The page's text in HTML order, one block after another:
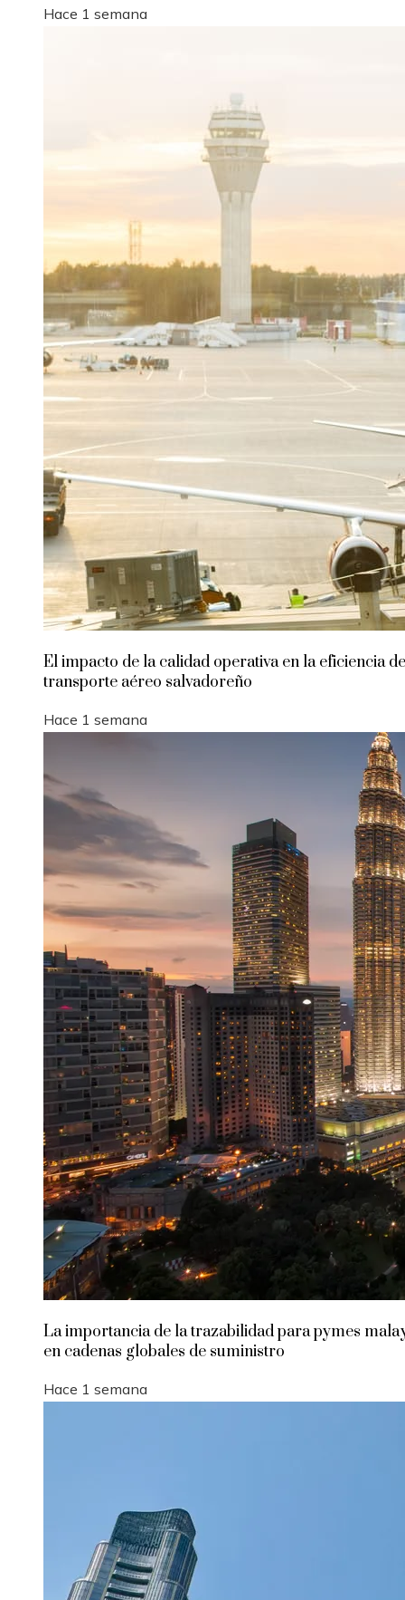
Hace 1 semana
El impacto de la calidad operativa en la eficiencia
transporte aéreo salvadoreño
Hace 1 semana
La importancia de la trazabilidad para pymes
en cadenas globales de suministro
Hace 1 semana